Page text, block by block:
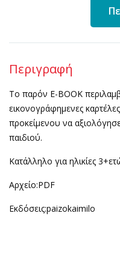
Περιγραφή
Το παρόν E-BOOK
εικονογράφημενες
προκείμενου να
παιδιού.
Κατάλληλο για ηλικίες
Αρχείο:PDF
Εκδόσεις:paizokaimilo